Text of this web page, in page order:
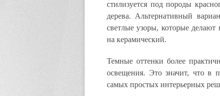
стилизуется под породы
дерева. Альтернативный
светлые узоры, которые
на керамический.
Темные оттенки более
освещения. Это значит, что в
самых простых интерьерных